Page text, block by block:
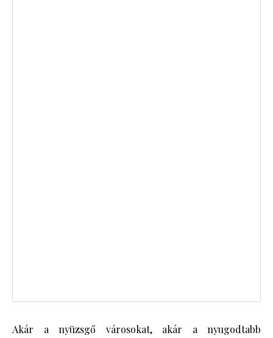
Akár a nyüzsgő városokat, akár a nyugodtabb